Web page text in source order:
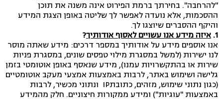
"להרחבה". בחירתך ברמת הפירוט אינה משנה את תוכן
ההסכמות, אלא נועדה לאפשר לך שליטה באופן הצגת המידע
והיקף ההסברים שיוצגו לך.
1. איזה מידע אנו עשויים לאסוף אודותיך?
אנו אוספים מידע על אודותיך במספר דרכים: מידע שאתה מוסר
לנו ישירות (למשל במסגרת מילוי טפסים שונים, במסגרת פניות
שירות או בהתקשרויות עמנו), מידע שנאסף באופן אוטומטי בזמן
גלישה ושימוש באתר, לרבות באמצעות אמצעי מעקב אוטומטיים
(כגון נתוני שימוש, מזהים, כתובתIP ונתוני מכשיר, לרבות
באמצעות "עוגיות") ומידע ממקורות חיצוניים. חלק מהמידע